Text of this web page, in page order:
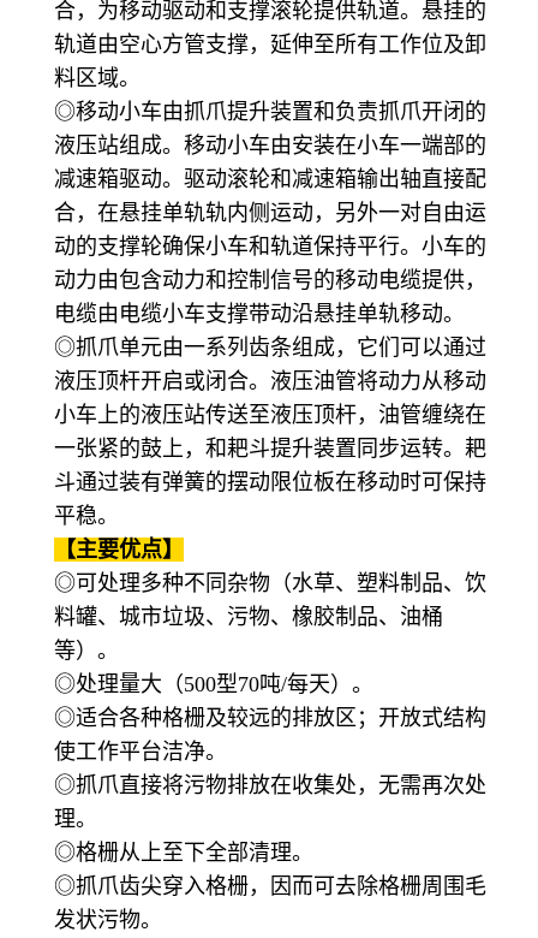
合，为移动驱动和支撑滚轮提供轨道。悬挂的
轨道由空心方管支撑，延伸至所有工作位及卸
料区域。
◎移动小车由抓爪提升装置和负责抓爪开闭的
液压站组成。移动小车由安装在小车一端部的
减速箱驱动。驱动滚轮和减速箱输出轴直接配
合，在悬挂单轨轨内侧运动，另外一对自由运
动的支撑轮确保小车和轨道保持平行。小车的
动力由包含动力和控制信号的移动电缆提供，
电缆由电缆小车支撑带动沿悬挂单轨移动。
◎抓爪单元由一系列齿条组成，它们可以通过
液压顶杆开启或闭合。液压油管将动力从移动
小车上的液压站传送至液压顶杆，油管缠绕在
一张紧的鼓上，和耙斗提升装置同步运转。耙
斗通过装有弹簧的摆动限位板在移动时可保持
平稳。
【主要优点】
◎可处理多种不同杂物（水草、塑料制品、饮
料罐、城市垃圾、污物、橡胶制品、油桶
等）。
◎处理量大（500型70吨/每天）。
◎适合各种格栅及较远的排放区；开放式结构
使工作平台洁净。
◎抓爪直接将污物排放在收集处，无需再次处
理。
◎格栅从上至下全部清理。
◎抓爪齿尖穿入格栅，因而可去除格栅周围毛
发状污物。